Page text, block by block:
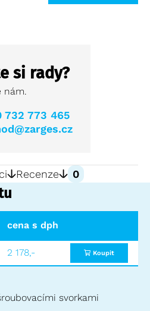
si rady?
nám.
732 773 465
Recenze 0
cena s dph
2 178,- Koupit
svorkami